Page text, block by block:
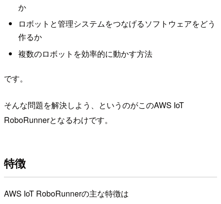
か
ロボットと管理システムをつなげるソフトウェアをどう
作るか
複数のロボットを効率的に動かす方法
です。
そんな問題を解決しよう、というのがこのAWS IoT
RoboRunnerとなるわけです。
特徴
AWS IoT RoboRunnerの主な特徴は